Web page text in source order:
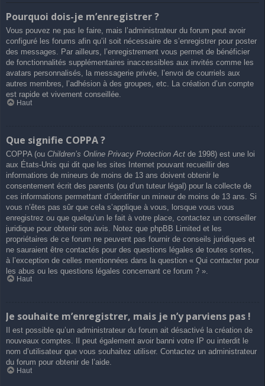
Pourquoi dois-je m’enregistrer ?
Vous pouvez ne pas le faire, mais l’administrateur du forum peut avoir
configuré les forums afin qu’il soit nécessaire de s’enregistrer pour poster
des messages. Par ailleurs, l’enregistrement vous permet de bénéficier
de fonctionnalités supplémentaires inaccessibles aux invités comme les
avatars personnalisés, la messagerie privée, l’envoi de courriels aux
autres membres, l’adhésion à des groupes, etc. La création d’un compte
est rapide et vivement conseillée.
Haut
Que signifie COPPA ?
COPPA (ou Children’s Online Privacy Protection Act de 1998) est une loi
aux États-Unis qui dit que les sites Internet pouvant recueillir des
informations de mineurs de moins de 13 ans doivent obtenir le
consentement écrit des parents (ou d’un tuteur légal) pour la collecte de
ces informations permettant d’identifier un mineur de moins de 13 ans. Si
vous n’êtes pas sûr que cela s’applique à vous, lorsque vous vous
enregistrez ou que quelqu’un le fait à votre place, contactez un conseiller
juridique pour obtenir son avis. Notez que phpBB Limited et les
propriétaires de ce forum ne peuvent pas fournir de conseils juridiques et
ne sauraient être contactés pour des questions légales de toutes sortes,
à l’exception de celles mentionnées dans la question « Qui contacter pour
les abus ou les questions légales concernant ce forum ? ».
Haut
Je souhaite m’enregistrer, mais je n’y parviens pas !
Il est possible qu’un administrateur du forum ait désactivé la création de
nouveaux comptes. Il peut également avoir banni votre IP ou interdit le
nom d’utilisateur que vous souhaitez utiliser. Contactez un administrateur
du forum pour obtenir de l’aide.
Haut